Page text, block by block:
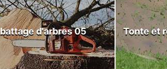
d'arbres 05 Tonte et